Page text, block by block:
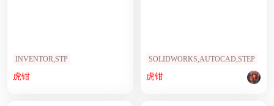
INVENTOR,STP
虎钳
SOLIDWORKS,AUTOCAD,STEP
虎钳